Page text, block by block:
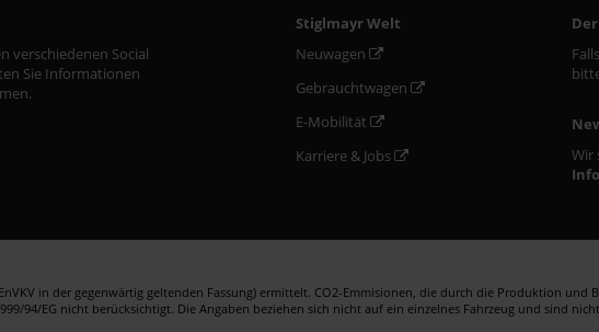
verschiedenen Social
Sie Informationen
Stiglmayr Welt
Neuwagen
Gebrauchtwagen
E-Mobilität
Karriere & Jobs
Wir
in der gegenwärtig geltenden Fassung) ermittelt. CO2-Emmisionen, die durch die Produktion und
94/EG nicht berücksichtigt. Die Angaben beziehen sich nicht auf ein einzelnes Fahrzeug und sind